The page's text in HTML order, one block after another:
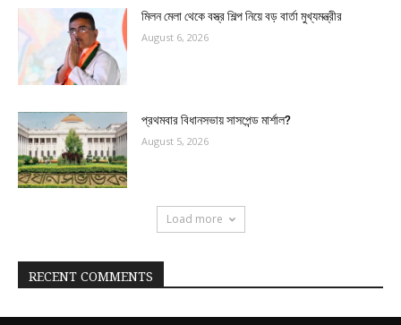
মিলন মেলা থেকে বস্ত্র শিল্প নিয়ে বড় বার্তা মুখ্যমন্ত্রীর
August 6, 2026
প্রথমবার বিধানসভায় সাসপেন্ড মার্শাল?
August 5, 2026
Load more
RECENT COMMENTS